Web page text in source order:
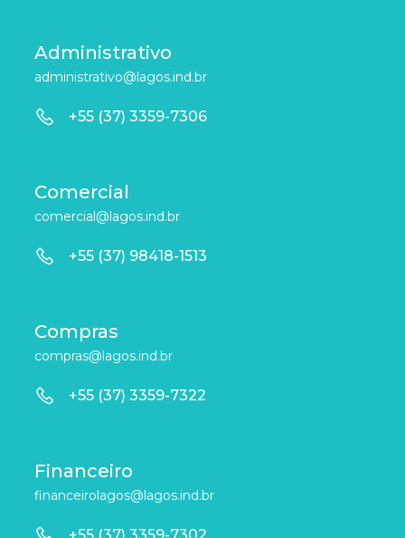
Administrativo
administrativo@lagos.ind.br
+55 (37) 3359-7306
Comercial
comercial@lagos.ind.br
+55 (37) 98418-1513
Compras
compras@lagos.ind.br
+55 (37) 3359-7322
Financeiro
financeirolagos@lagos.ind.br